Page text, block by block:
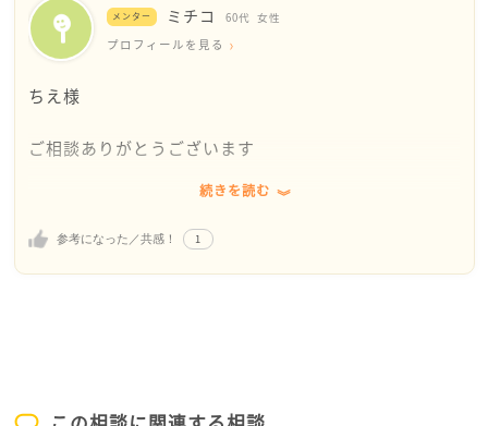
メンター ミチコ 60代 女性
プロフィールを見る
ちえ様
ご相談ありがとうございます
私はデザインの世界ことは全然分かりません。ですの
で、この回答が的外れになったらごめんなさい。
ちえさんは相当優秀な担当者であると思います。そこ
そして、いずれは管理職になって欲しいのだと思いま
続きを読む
参考になった／共感！ 1